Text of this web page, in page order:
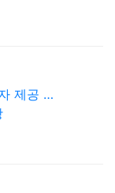
제공 …